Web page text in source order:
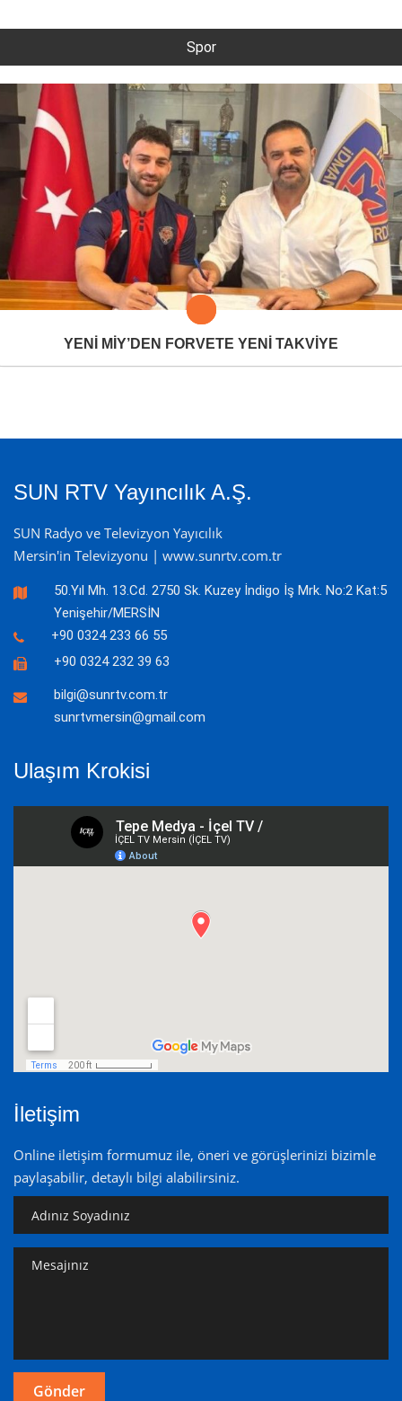
Spor
YENİ MİY’DEN FORVETE YENİ TAKVİYE
SUN RTV Yayıncılık A.Ş.
SUN Radyo ve Televizyon Yayıcılık
Mersin'in Televizyonu | www.sunrtv.com.tr
50.Yıl Mh. 13.Cd. 2750 Sk. Kuzey İndigo İş Mrk. No:2 Kat:5
Yenişehir/MERSİN
+90 0324 233 66 55
+90 0324 232 39 63
bilgi@sunrtv.com.tr
sunrtvmersin@gmail.com
Ulaşım Krokisi
İletişim
Online iletişim formumuz ile, öneri ve görüşlerinizi bizimle
paylaşabilir, detaylı bilgi alabilirsiniz.